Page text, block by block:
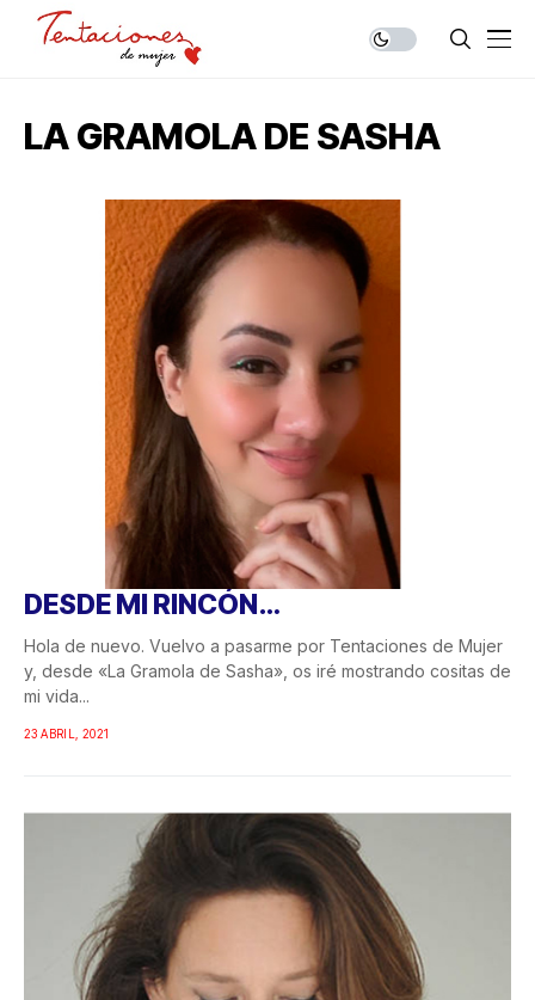
LA GRAMOLA DE SASHA
DESDE MI RINCÓN…
Hola de nuevo. Vuelvo a pasarme por Tentaciones de Mujer
y, desde «La Gramola de Sasha», os iré mostrando cositas de
mi vida...
23 ABRIL, 2021